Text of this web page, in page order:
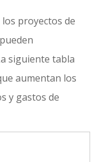
proyectos de
siguiente tabla
aumentan los
y gastos de